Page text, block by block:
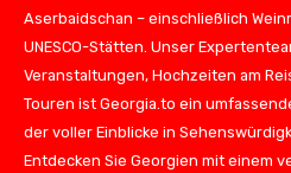
Aserbaidschan – einschließlich
UNESCO-Stätten. Unser
Veranstaltungen, Hochzeiten am
Touren ist Georgia.to ein
der voller Einblicke in
Entdecken Sie Georgien mit einem